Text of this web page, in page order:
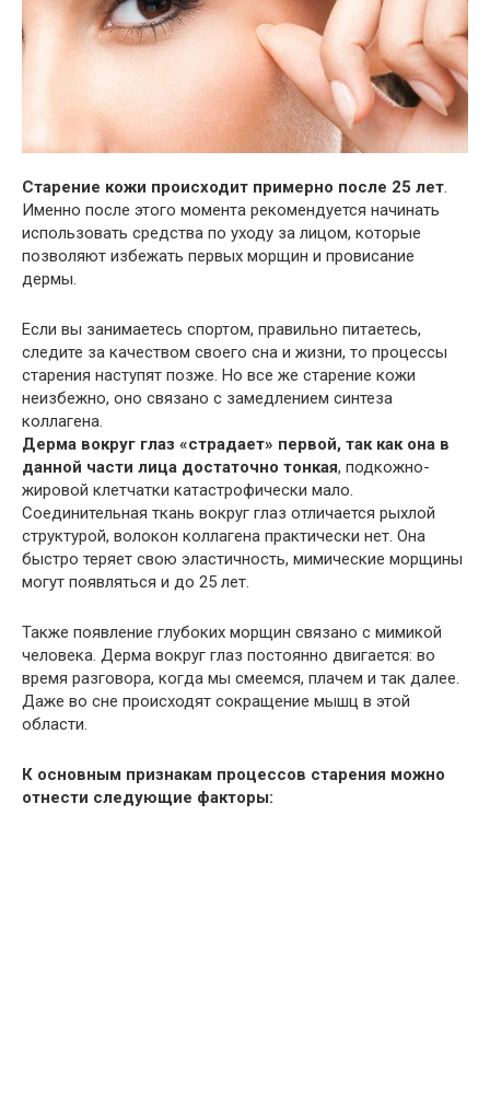
Старение кожи происходит примерно после 25 лет.
Именно после этого момента рекомендуется начинать
использовать средства по уходу за лицом, которые
позволяют избежать первых морщин и провисание
дермы.
Если вы занимаетесь спортом, правильно питаетесь,
следите за качеством своего сна и жизни, то процессы
старения наступят позже. Но все же старение кожи
неизбежно, оно связано с замедлением синтеза
коллагена.
Дерма вокруг глаз «страдает» первой, так как она в
данной части лица достаточно тонкая, подкожно-
жировой клетчатки катастрофически мало.
Соединительная ткань вокруг глаз отличается рыхлой
структурой, волокон коллагена практически нет. Она
быстро теряет свою эластичность, мимические морщины
могут появляться и до 25 лет.
Также появление глубоких морщин связано с мимикой
человека. Дерма вокруг глаз постоянно двигается: во
время разговора, когда мы смеемся, плачем и так далее.
Даже во сне происходят сокращение мышц в этой
области.
К основным признакам процессов старения можно
отнести следующие факторы: